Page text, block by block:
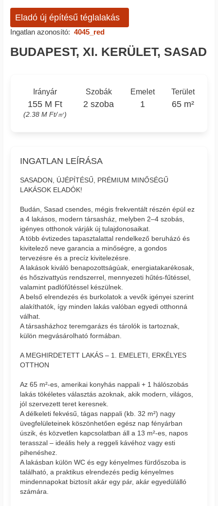
Eladó új építésű téglalakás
Ingatlan azonosító: 4045_red
BUDAPEST, XI. KERÜLET, SASAD
Irányár
155 M Ft
(2.38 M Ft/㎡)
Szobák
2 szoba
Emelet
1
Terület
65 m²
INGATLAN LEÍRÁSA
SASADON, ÚJÉPÍTÉSŰ, PRÉMIUM MINŐSÉGŰ
LAKÁSOK ELADÓK!
Budán, Sasad csendes, mégis frekventált részén épül ez
a 4 lakásos, modern társasház, melyben 2–4 szobás,
igényes otthonok várják új tulajdonosaikat.
A több évtizedes tapasztalattal rendelkező beruházó és
kivitelező neve garancia a minőségre, a gondos
tervezésre és a precíz kivitelezésre.
A lakások kiváló benapozottságúak, energiatakarékosak,
és hőszivattyús rendszerrel, mennyezeti hűtés-fűtéssel,
valamint padlófűtéssel készülnek.
A belső elrendezés és burkolatok a vevők igényei szerint
alakíthatók, így minden lakás valóban egyedi otthonná
válhat.
A társasházhoz teremgarázs és tárolók is tartoznak,
külön megvásárolható formában.
A MEGHIRDETETT LAKÁS – 1. EMELETI, ERKÉLYES
OTTHON
Az 65 m²-es, amerikai konyhás nappali + 1 hálószobás
lakás tökéletes választás azoknak, akik modern, világos,
jól szervezett teret keresnek.
A délkeleti fekvésű, tágas nappali (kb. 32 m²) nagy
üvegfelületeinek köszönhetően egész nap fényárban
úszik, és közvetlen kapcsolatban áll a 13 m²-es, napos
terasszal – ideális hely a reggeli kávéhoz vagy esti
pihenéshez.
A lakásban külön WC és egy kényelmes fürdőszoba is
található, a praktikus elrendezés pedig kényelmes
mindennapokat biztosít akár egy pár, akár egyedülálló
számára.